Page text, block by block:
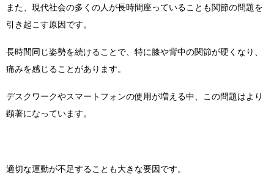
また、現代社会の多くの人が長時間座っていることも関節の問題を
引き起こす原因です。
長時間同じ姿勢を続けることで、特に膝や背中の関節が硬くなり、
痛みを感じることがあります。
デスクワークやスマートフォンの使用が増える中、この問題はより
顕著になっています。
適切な運動が不足することも大きな要因です。